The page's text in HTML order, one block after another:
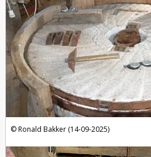
Ronald Bakker (14-09-2025)